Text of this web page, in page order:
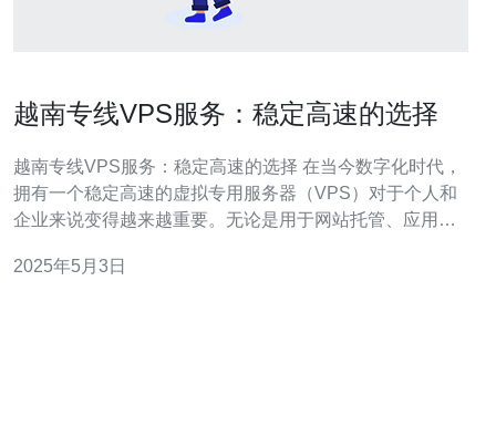
越南专线VPS服务：稳定高速的选择
越南专线VPS服务：稳定高速的选择 在当今数字化时代，
拥有一个稳定高速的虚拟专用服务器（VPS）对于个人和
企业来说变得越来越重要。无论是用于网站托管、应用程
关重要。越南专线VPS服务凭借其稳定性和高速性成为了
2025年5月3日